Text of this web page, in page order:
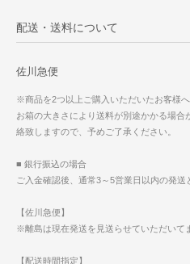
配送・送料について
佐川急便
※商品を2つ以上ご購入いただいたお客様へ
お箱の大きさにより送料が別途かかる場
絡致しますので、予めご了承ください。
■ 銀行振込の場合
ご入金確認後、通常3～5営業日以内の発送
【佐川急便】
※離島は現在発送を見送らせていただいて
【配送時間指定】